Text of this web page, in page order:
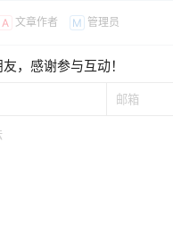
A 文章作者 M 管理员
，感谢参与互动！